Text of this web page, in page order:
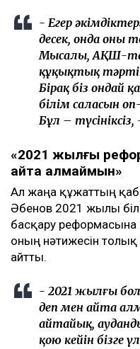
- Егер
десек, онда оны
Мысалы, АҚШ-
құқықтық
Бірақ біз ондай
білім саласын
Бұл – түсініксіз,
«2021 жылғы
айта алмаймын»
Ал жаңа құжаттың
Әбенов 2021 жылы
басқару реформасына
оның нәтижесін толық
айтты.
- 2021 жылғы
деп мен айта
айтайық,
қою кейін бізге